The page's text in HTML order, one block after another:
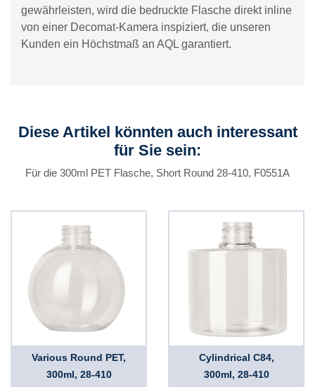
gewährleisten, wird die bedruckte Flasche direkt inline
von einer Decomat-Kamera inspiziert, die unseren
Kunden ein Höchstmaß an AQL garantiert.
Diese Artikel könnten auch interessant
für Sie sein:
Für die 300ml PET Flasche, Short Round 28-410, F0551A
Various Round PET,
300ml, 28-410
Cylindrical C84,
300ml, 28-410